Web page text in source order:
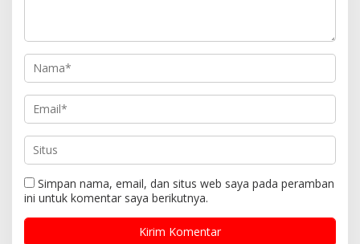
Simpan nama, email, dan situs web saya pada peramban
ini untuk komentar saya berikutnya.